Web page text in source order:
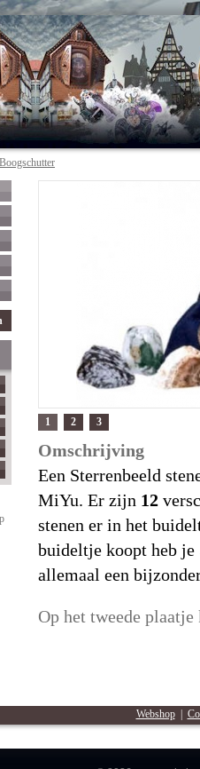
1 2 3
Omschrijving
Een Sterrenbeeld
MiYu. Er zijn 12
stenen er in het
buideltje koopt heb je
allemaal een
Op het tweede
Webshop|